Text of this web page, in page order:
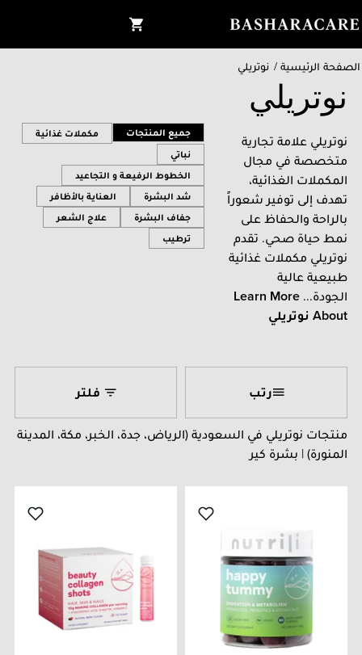
الصفحة الرئيسية/ نوتريلي
نوتريلي
نوتريلي علامة تجارية
متخصصة في مجال
المكملات الغذائية،
تهدف إلى توفير شعوراً
بالراحة والحفاظ على
نمط حياة صحي. تقدم
نوتريلي مكملات غذائية
طبيعية عالية
الجودة... Learn More
About نوتريلي
جميع المنتجات
مكملات غذائية
نباتي
الخطوط الرفيعة و التجاعيد
شد البشرة
العناية بالأظافر
جفاف البشرة
علاج الشعر
ترطيب
رتب فلتر
منتجات نوتريلي في السعودية (الرياض، جدة، الخبر، مكة، المدينة
المنورة) | بشرة كير